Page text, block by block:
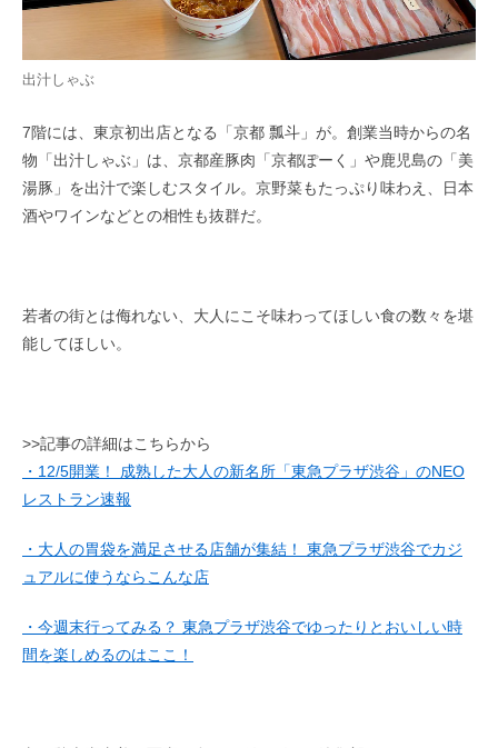
出汁しゃぶ
7階には、東京初出店となる「京都 瓢斗」が。創業当時からの名
物「出汁しゃぶ」は、京都産豚肉「京都ぽーく」や鹿児島の「美
湯豚」を出汁で楽しむスタイル。京野菜もたっぷり味わえ、日本
酒やワインなどとの相性も抜群だ。
若者の街とは侮れない、大人にこそ味わってほしい食の数々を堪
能してほしい。
>>記事の詳細はこちらから
・12/5開業！ 成熟した大人の新名所「東急プラザ渋谷」のNEO
レストラン速報
・大人の胃袋を満足させる店舗が集結！ 東急プラザ渋谷でカジ
ュアルに使うならこんな店
・今週末行ってみる？ 東急プラザ渋谷でゆったりとおいしい時
間を楽しめるのはここ！